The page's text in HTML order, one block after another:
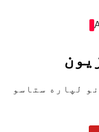
لپاره ستاسو